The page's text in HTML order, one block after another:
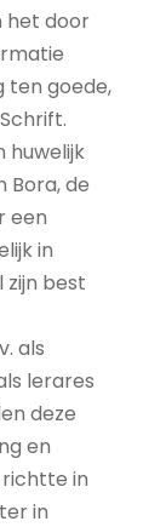
het door
ten goede,
huwelijk
Bora, de
een
in
zijn best
als
lerares
deze
en
in
in